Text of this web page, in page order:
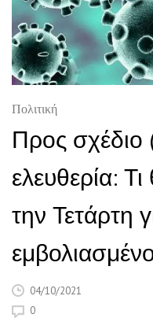
Πολιτική
Προς σχέδιο
ελευθερία:
την Τετάρτη
04/10/2021
0